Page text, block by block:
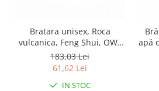
Bratara unisex, Roca
vulcanica, Feng Shui, OWL
4701, reglabila -
Intelepciune, echilibru si
protectie
183,03 Lei
61,62 Lei
IN STOC
apă
cu